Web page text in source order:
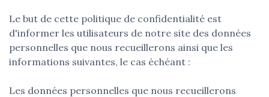
Le but de cette politique de confidentialité est
d'informer les utilisateurs de notre site des données
personnelles que nous recueillerons ainsi que les
informations suivantes, le cas échéant :
Les données personnelles que nous recueillerons